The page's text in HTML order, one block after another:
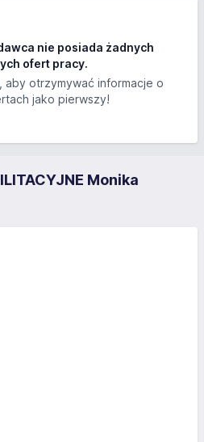
nie posiada żadnych
ofert pracy.
aby otrzymywać informacje o
jako pierwszy!
Monika